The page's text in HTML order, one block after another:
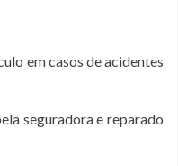
em casos de acidentes
seguradora e reparado